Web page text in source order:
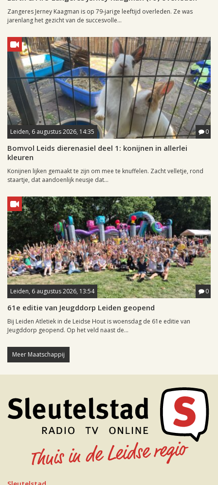
Zangeres Jerney Kaagman is op 79-jarige leeftijd overleden. Ze was
jarenlang het gezicht van de succesvolle...
Leiden, 6 augustus 2026, 14:35 0
Bomvol Leids dierenasiel deel 1: konijnen in allerlei
kleuren
Konijnen lijken gemaakt te zijn om mee te knuffelen. Zacht velletje, rond
staartje, dat aandoenlijk neusje dat...
Leiden, 6 augustus 2026, 13:54 0
61e editie van Jeugddorp Leiden geopend
Bij Leiden Atletiek in de Leidse Hout is woensdag de 61e editie van
Jeugddorp geopend. Op het veld naast de...
Meer Maatschappij